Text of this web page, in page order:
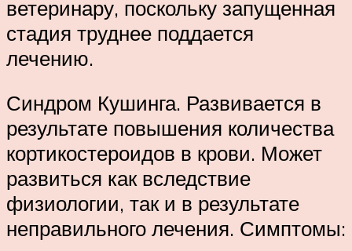
ветеринару, поскольку запущенная
стадия труднее поддается
лечению.
Синдром Кушинга. Развивается в
результате повышения количества
кортикостероидов в крови. Может
развиться как вследствие
физиологии, так и в результате
неправильного лечения. Симптомы: